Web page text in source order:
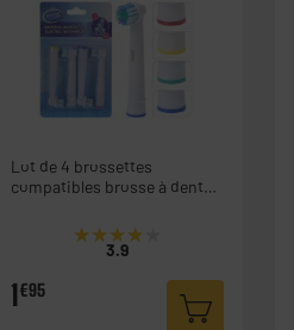
Lot de 4 brossettes
compatibles brosse à dents
★★★★★
★★★★★
3.9
1€95